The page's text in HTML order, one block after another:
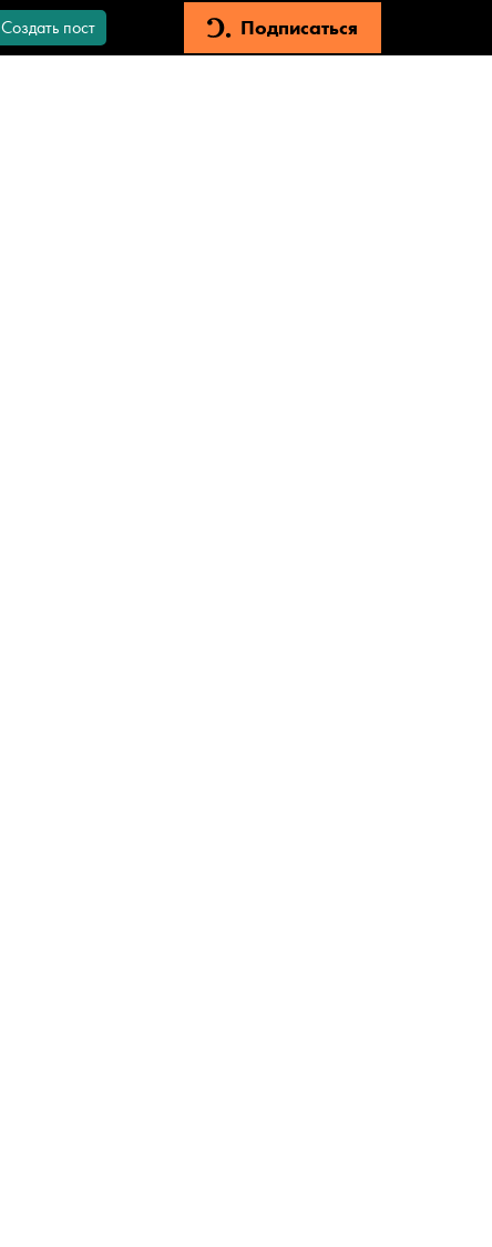
Создать пост Подписаться